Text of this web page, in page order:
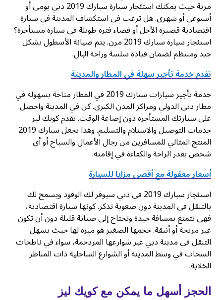
مرنة حيث يمكنك استئجار سيارة سبارك 2019 دبي يومي أو
أسبوعي أو شهري. هل ترغب في استكشاف المدينة في سيارة
اقتصادية قصيرة الأجل أو قضاء فترة طويلة في سيارة مستأجرة؟
استئجار سيارة سبارك 2019 مرن. يتم صيانة الأسطول بشكل
جيد ومنتظم لضمان قيادة سلسة وراحة البال.
نقدم خدمة تأجير سهلة في المطار والمدينة
خدمة تأجير سيارات سبارك 2019 في المطار متاحة بسهولة في
مطار دبي الدولي ومراكز المدن الكبرى. كن في المدينة واحصل
على سيارتك المستأجرة دون إضاعة الوقت. تقدم كويك ليز
خدمات التوصيل والاستلام والتسليم. وهذا يجعل سبارك 2019
المنتج المثالي للمسافرين من رجال الأعمال والسياح أو أي
شخص يقدر الراحة والكفاءة في إقامته.
أسعار معقولة مع أقصى مزايا للسيارة
استئجار سبارك 2019 في دبي سيوفر لك الوقود ويسمح لك
بالتنقل في المدينة دون صعوبة تذكر. كونها سيارة اقتصادية،
فهي تتمتع بمسافة جيدة وتحتاج إلى صيانة قليلة دون أن تكون
غير مريحة أو أنيقة. حجمها الصغير هو ميزة لها حيث يسهل
التنقل في مدينة دبي عبر شوارعها المزدحمة، سواء في ناطحات
السحاب في وسط المدينة أو الشوارع الساحلية ذات المناظر
الخلابة.
الحجز أسهل ما يمكن مع كويك ليز